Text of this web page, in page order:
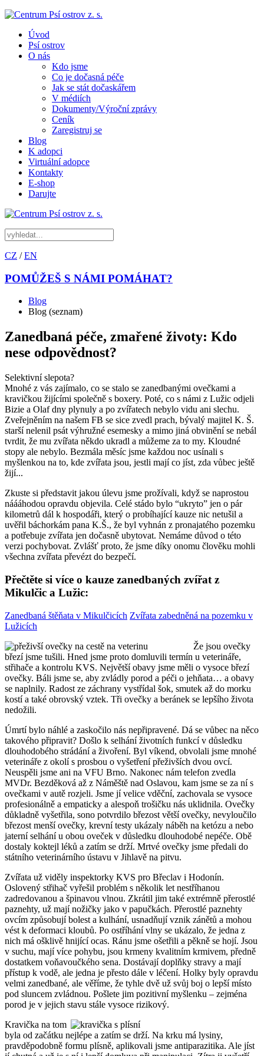
Úvod
Psí ostrov
O nás
Kdo jsme
Co je dočasná péče
Jak se stát dočaskářem
V médiích
Dokumenty/Výroční zprávy
Ceník
Zaregistruj se
Blog
K adopci
Virtuální adopce
Kontakty
E-shop
Darujte
CZ /EN
POMŮŽEŠ S NÁMI POMÁHAT?
Blog
Blog (seznam)
Zanedbaná péče, zmařené životy: Kdo
nese odpovědnost?
Selektivní slepota?
Mnohé z vás zajímalo, co se stalo se zanedbanými ovečkami a
kravičkou žijícími společně s boxery. Poté, co s námi z Lužic odjeli
Bizie a Olaf dny plynuly a po zvířatech nebylo vidu ani slechu.
Zveřejněním na našem FB se sice zvedl prach, bývalý majitel K. Š.
starší nelenil psát výhružné esemesky a mimo jiná obvinění se nebál
tvrdit, že mu zvířata někdo ukradl a můžeme za to my. Kloudné
stopy ale nebylo. Bezmála měsíc jsme každou noc usínali s
myšlenkou na to, kde zvířata jsou, jestli mají co jíst, zda vůbec ještě
žijí...
Zkuste si představit jakou úlevu jsme prožívali, když se naprostou
náááhodou opravdu objevila. Celé stádo bylo “ukryto” jen o pár
kilometrů dál k hospodáři, který o probíhající kauze nic netušil a
uvěřil báchorkám pana K.Š., že byl vyhnán z pronajatého pozemku
a potřebuje zvířata jen dočasně ubytovat. Nemáme důvod o této
verzi pochybovat. Zvlášť proto, že jsme díky onomu člověku mohli
všechna zvířata převézt do bezpečí.
Přečtěte si více o kauze zanedbaných zvířat z
Mikulčic a Lužic:
Zanedbaná štěňata v Mikulčicích Zvířata zabedněná na pozemku v
Lužicích
Že jsou ovečky
březí jsme tušili. Hned jsme proto domluvili termín u veterináře,
střihače a kontrolu KVS. Největší obavy jsme měli o vysoce březí
ovečky. Báli jsme se, aby zvládly porod a péči o jehňata… a obavy
se naplnily. Radost ze záchrany vystřídal šok, smutek až do morku
kostí a také obrovský vztek. Tři ovečky a beránek se lepšího života
nedožili.
Úmrtí bylo náhlé a zaskočilo nás nepřipravené. Dá se vůbec na něco
takového připravit? Došlo k selhání životních funkcí v důsledku
dlouhodobého strádání a živoření. Byl víkend, obvolali jsme mnohé
veterináře z okolí s prosbou o vyšetření přeživších dvou ovcí.
Neuspěli jsme ani na VFU Brno. Nakonec nám telefon zvedla
MVDr. Bezděková až z Náměště nad Oslavou, kam jsme se za ní s
ovečkami v autě rozjeli. Jsme jí velice vděční, zachovala se vysoce
profesionálně a empaticky a alespoň trošičku nás uklidnila. Ovečky
důkladně vyšetřila, sono potvrdilo březost větší ovečky, nevyloučilo
březost menší ovečky, krevní testy ukázaly náběh na ketózu a nebo
jaterní selhání u obou oveček v důsledku dlouhodobé nepéče. Obě
dostaly koktejl léků a zatím se drží. Mrtvé ovečky jsme předali do
státního veterinárního ústavu v Jihlavě na pitvu.
Zvířata už viděly inspektorky KVS pro Břeclav i Hodonín.
Oslovený střihač vyřešil problém s několik let nestříhanou
zadredovanou a špinavou vlnou. Zkrátil jim také extrémně přerostlé
paznehty, už mají nožičky jako v papučkách. Přerostlé paznehty
ovcím způsobují bolest a kulhání, usnadňují vznik zánětů a mohou
vést k deformaci kloubů. Po ostříhání vlny se ukázalo, že jedna z
nich má ošklivě hnijící ocas. Ránu jsme ošetřili a pěkně se hojí. Jsou
v suchu, mají více pohybu, jsou krmeny kvalitním krmivem, předně
dostatkem voňavoučkého sena. Dostávají doplňky stravy a mají
přístup k vodě, ale jedna je přesto dále v léčení. Holky byly opravdu
velmi zanedbané, ale věříme, že tyhle dvě už svůj boj o lepší místo
pod sluncem zvládnou. Pošlete jim pozitivní myšlenku – zejména
porod je v jejich stavu stále vysoce rizikový.
Kravička na tom
byla od začátku nejlépe a zatím se drží. Na krku má lysiny,
pravděpodobně formu plísně, aplikovali jsme antiparazitika. Ale jíst